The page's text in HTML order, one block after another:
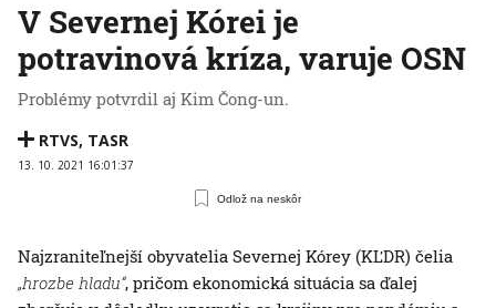
V Severnej Kórei je
potravinová kríza, varuje OSN
Problémy potvrdil aj Kim Čong-un.
RTVS, TASR
13. 10. 2021 16:01:37
Odlož na neskôr
Najzraniteľnejší obyvatelia Severnej Kórey (KĽDR) čelia
„hrozbe hladu“, pričom ekonomická situácia sa ďalej